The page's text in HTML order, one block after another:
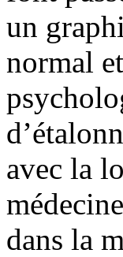
un
normal
avec la
dans la